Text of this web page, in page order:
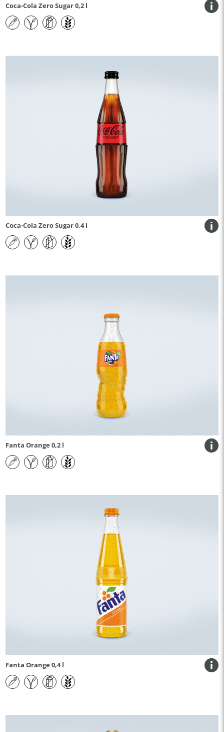
Coca-Cola Zero Sugar 0,2 l
Coca-Cola Zero Sugar 0,4 l
Fanta Orange 0,2 l
Fanta Orange 0,4 l